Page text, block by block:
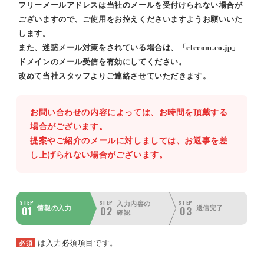
フリーメールアドレスは当社のメールを受付けられない場合が
ございますので、ご使用をお控えくださいますようお願いいた
します。
また、迷惑メール対策をされている場合は、「elecom.co.jp」
ドメインのメール受信を有効にしてください。
改めて当社スタッフよりご連絡させていただきます。
お問い合わせの内容によっては、お時間を頂戴する
場合がございます。
提案やご紹介のメールに対しましては、お返事を差
し上げられない場合がございます。
STEP
01 情報の入力
STEP
02
入力内容の
確認
STEP
03 送信完了
必須 は入力必須項目です。